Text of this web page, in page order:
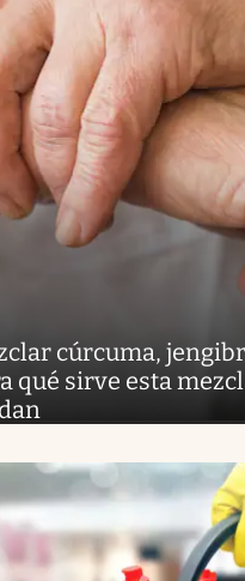
cúrcuma,
qué sirve esta